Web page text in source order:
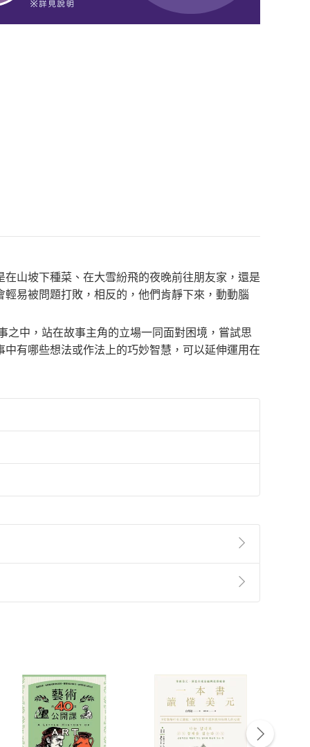
山坡下種菜、在大雪紛飛的夜晚前往朋友家，還是
易被問題打敗，相反的，他們肯靜下來，動動腦
中，站在故事主角的立場一同面對困境，嘗試思
有哪些想法或作法上的巧妙智慧，可以延伸運用在
第2條第5款之規定，「非以有形媒介提供之數位
點選「瀏覽訂單明細」 「申請取消訂單/ 退
貨。
付款方式
Payment
完成訂單
Complete